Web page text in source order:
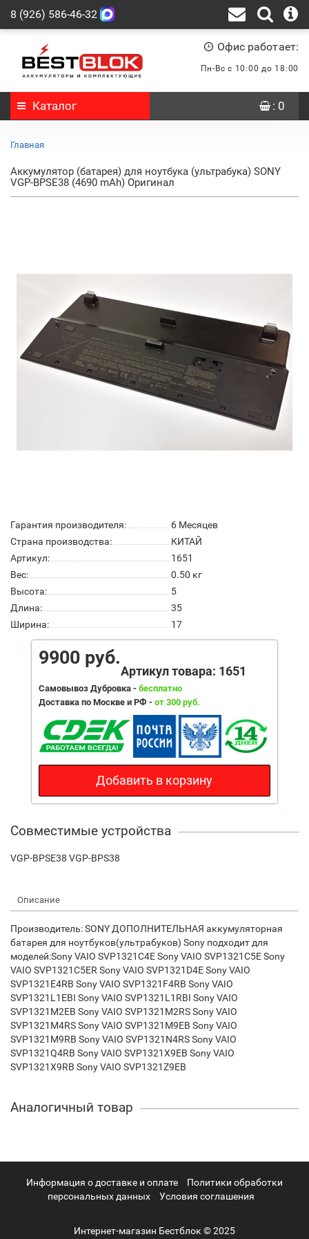
8 (926) 586-46-32
Офис работает:
Пн-Вс с 10:00 до 18:00
Каталог : 0
Главная
Аккумулятор (батарея) для ноутбука (ультрабука) SONY
VGP-BPSE38 (4690 mAh) Оригинал
Гарантия производителя:
6 Месяцев
Страна производства:
КИТАЙ
Артикул:
1651
Вес:
0.50 кг
Высота:
5
Длина:
35
Ширина:
17
9900 руб.
Артикул товара: 1651
Самовывоз Дубровка - бесплатно
Доставка по Москве и РФ - от 300 руб.
Добавить в корзину
Совместимые устройства
VGP-BPSE38 VGP-BPS38
Описание
Производитель: SONY ДОПОЛНИТЕЛЬНАЯ аккумуляторная
батарея для ноутбуков(ультрабуков) Sony подходит для
моделей:Sony VAIO SVP1321C4E Sony VAIO SVP1321C5E Sony
VAIO SVP1321C5ER Sony VAIO SVP1321D4E Sony VAIO
SVP1321E4RB Sony VAIO SVP1321F4RB Sony VAIO
SVP1321L1EBI Sony VAIO SVP1321L1RBI Sony VAIO
SVP1321M2EB Sony VAIO SVP1321M2RS Sony VAIO
SVP1321M4RS Sony VAIO SVP1321M9EB Sony VAIO
SVP1321M9RB Sony VAIO SVP1321N4RS Sony VAIO
SVP1321Q4RB Sony VAIO SVP1321X9EB Sony VAIO
SVP1321X9RB Sony VAIO SVP1321Z9EB
Аналогичный товар
Информация о доставке и оплате
Политики обработки
персональных данных
Условия соглашения
Интернет-магазин Бестблок © 2025